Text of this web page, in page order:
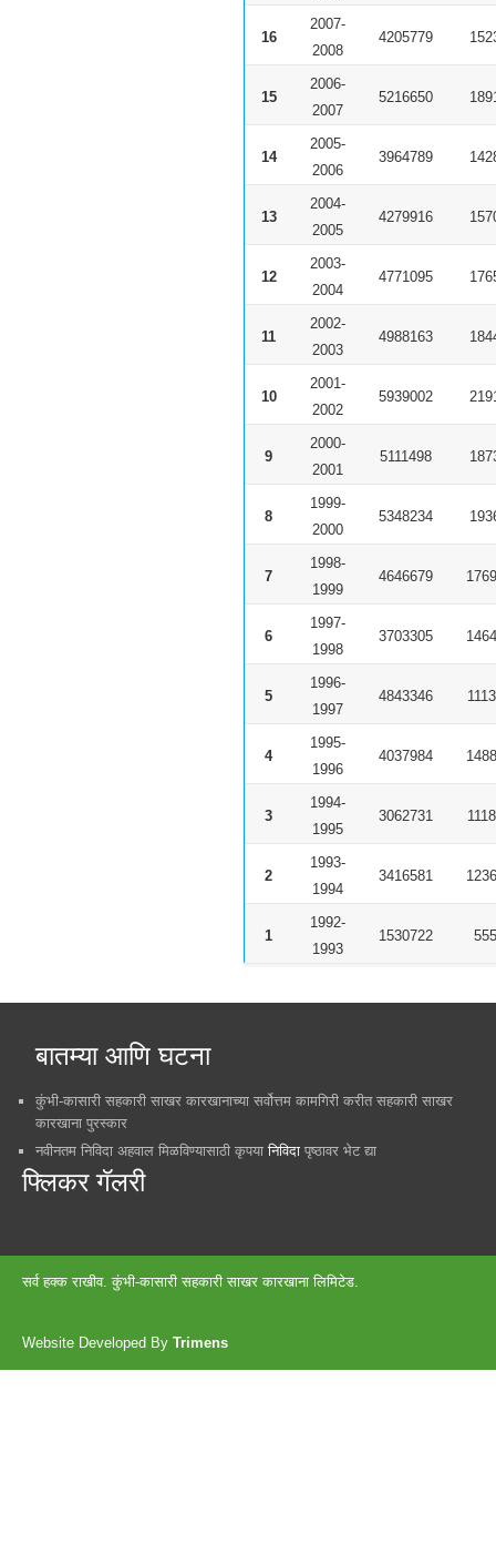
16
2007-
2008
4205779
15
2006-
2007
5216650
14
2005-
2006
3964789
13
2004-
2005
4279916
12
2003-
2004
4771095
11
2002-
2003
4988163
10
2001-
2002
5939002
9
2000-
2001
5111498
8
1999-
2000
5348234
7
1998-
1999
4646679
6
1997-
1998
3703305
5
1996-
1997
4843346
4
1995-
1996
4037984
3
1994-
1995
3062731
2
1993-
1994
3416581
1
1992-
1993
1530722
बातम्या आणि घटना
कुंभी-कासारी सहकारी साखर कारखानाच्या सर्वोत्तम कामगिरी करीत सहकारी साखर
कारखाना पुरस्कार
नवीनतम निविदा अहवाल मिळविण्यासाठी कृपया निविदा पृष्ठावर भेट द्या
फ्लिकर गॅलरी
सर्व हक्क राखीव. कुंभी-कासारी सहकारी साखर कारखाना लिमिटेड.
Website Developed By Trimens